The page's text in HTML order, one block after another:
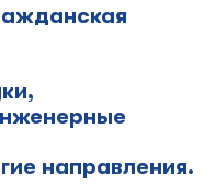
направления.